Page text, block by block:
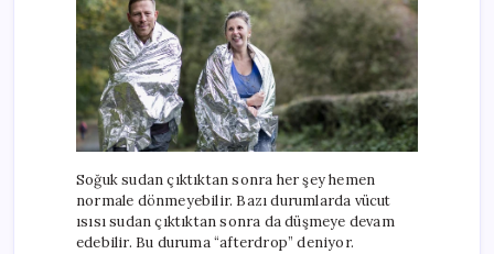
Soğuk sudan çıktıktan sonra her şey hemen
normale dönmeyebilir. Bazı durumlarda vücut
ısısı sudan çıktıktan sonra da düşmeye devam
edebilir. Bu duruma “afterdrop” deniyor.